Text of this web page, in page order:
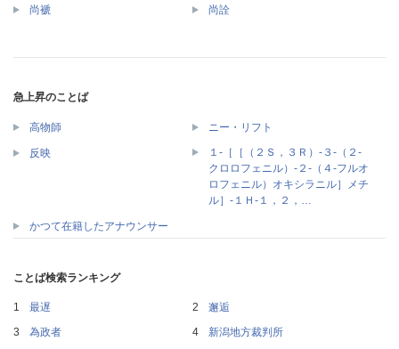
尚褫 尚詮
急上昇のことば
高物師 ニー・リフト
反映
１‐［［（２Ｓ，３Ｒ）‐３‐（２‐
クロロフェニル）‐２‐（４‐フルオ
ロフェニル）オキシラニル］メチ
ル］‐１Ｈ‐１，２，…
かつて在籍したアナウンサー
ことば検索ランキング
最遅
邂逅
為政者
新潟地方裁判所